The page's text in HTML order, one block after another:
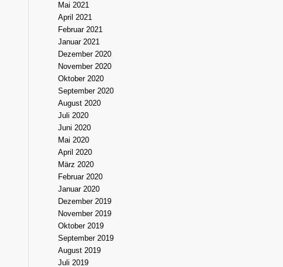
Mai 2021
April 2021
Februar 2021
Januar 2021
Dezember 2020
November 2020
Oktober 2020
September 2020
August 2020
Juli 2020
Juni 2020
Mai 2020
April 2020
März 2020
Februar 2020
Januar 2020
Dezember 2019
November 2019
Oktober 2019
September 2019
August 2019
Juli 2019